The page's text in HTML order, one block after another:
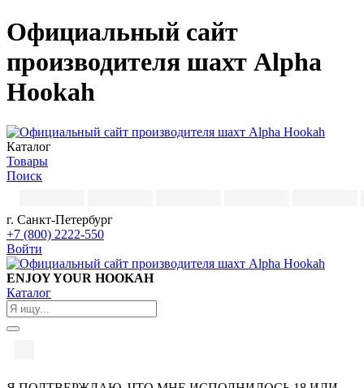
Официальный сайт
производителя шахт Alpha
Hookah
Каталог
Товары
Поиск
г. Санкт-Петербург
+7 (800) 2222-550
Войти
ENJOY YOUR HOOKAH
Каталог